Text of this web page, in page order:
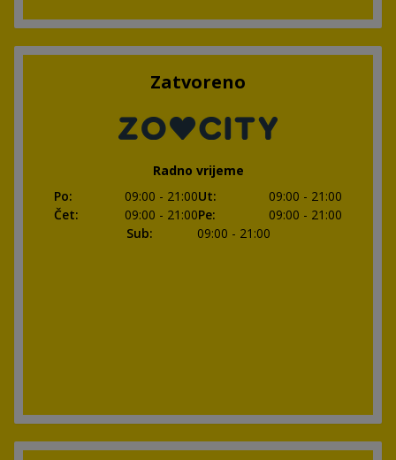
Zatvoreno
Radno vrijeme
Po: 09:00 - 21:00Ut: 09:00 - 21:00
Čet: 09:00 - 21:00Pe: 09:00 - 21:00
Sub: 09:00 - 21:00